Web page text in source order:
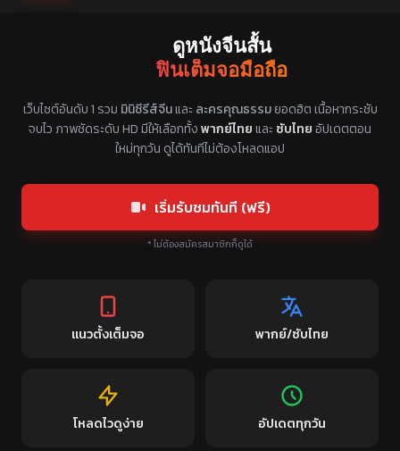
ดูหนังจีนสั้น
ฟินเต็มจอมือถือ
เว็บไซต์อันดับ 1 รวม มินิซีรีส์จีนและ ละครคุณธรรมยอดฮิต เนื้อหากระชับ
จบไว ภาพชัดระดับ HD มีให้เลือกทั้งพากย์ไทยและ ซับไทยอัปเดตตอน
ใหม่ทุกวัน ดูได้ทันทีไม่ต้องโหลดแอป
เริ่มรับชมทันที (ฟรี)
* ไม่ต้องสมัครสมาชิกก็ดูได้
แนวตั้งเต็มจอ พากย์/ซับไทย
โหลดไวดูง่าย อัปเดตทุกวัน